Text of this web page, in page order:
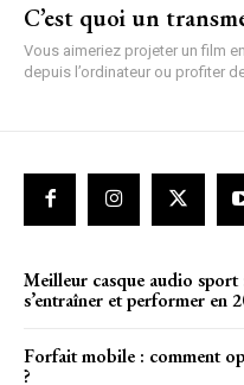
C’est quoi un
Vous aimeriez projeter un film
depuis l’ordinateur ou profiter de
Meilleur casque audio
s’entraîner et performer en
Forfait mobile : comment
?